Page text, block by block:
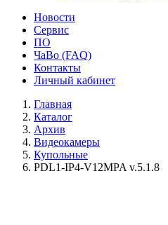
Новости
Сервис
ПО
ЧаВо (FAQ)
Контакты
Личный кабинет
Главная
Каталог
Архив
Видеокамеры
Купольные
PDL1-IP4-V12MPA v.5.1.8